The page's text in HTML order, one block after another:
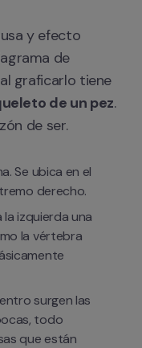
y efecto
de
graficarlo tiene
de un pez.
de ser.
Se ubica en el
derecho.
izquierda una
la vértebra
surgen las
todo
que están